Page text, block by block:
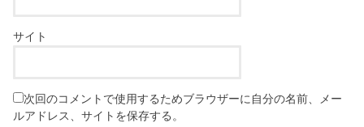
サイト
次回のコメントで使用するためブラウザーに自分の名前、メー
ルアドレス、サイトを保存する。